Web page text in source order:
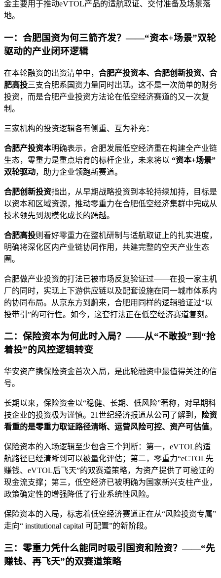
金主要用于推动eVTOL产品的适航取证、交付准备及场景落
地。
一：合肥国资为何三箭齐发？——“资本+场景”双轮
驱动的产业闭环逻辑
在本轮融资的出资清单中， 合肥产投资本、合肥创新投资、合
肥高投三支合肥系国资力量同时出现。这不是一次简单的财务
投资，而是合肥产业投资方法论在低空经济赛道的又一次复
制。
三家机构的投资逻辑各有侧重、互为补充：
合肥产投资本明确表示，合肥发展低空经济重在构建全产业链
生态，零重力是重点培育的标杆企业，未来将以 “资本+场景”
双轮驱动，助力企业领跑新赛道。
合肥创新投资指出，从早期战略投资到本轮持续加持，目标是
以资本和区域资源，推动零重力在合肥低空经济集群中完成从
技术领先到规模化成长的跨越。
合肥高投则看好零重力在整机研制与适航取证上的扎实进度，
明确将深化区内产业链协同作用，共建完整的空天产业生态
圈。
合肥做产业投资的打法已被市场反复验证过——在投一家主机
厂的同时，实现上下游供应链以及配套设施在同一城市体系内
的协同布局。从京东方到蔚来，合肥用同样的逻辑验证过“以
投带引”的可行性。如今，这套打法正在低空经济赛道复刻。
二：保险资本为何此时入局？——从“不敢投”到“抢
着投”的风控逻辑转变
华安资产携保险资金首次入局，是此轮融资中最值得关注的信
号。
长期以来，保险资金以“稳健、长期、低风险”著称，对早期科
技企业的投资极为谨慎。21世纪经济报道从公司了解到，
险资
看重的是零重力取证路径清晰、运营风险可控、资产可估值。
保险资本的入场逻辑至少包含三个判断：第一，eVTOL的适
航路径已经清晰到可以被量化评估；第二，零重力“eCTOL先
赚钱、eVTOL后飞天”的双赛道策略，为资产提供了可验证的
现金流支撑；第三，低空经济已被明确为国家新兴支柱产业，
政策确定性的增强降低了行业系统性风险。
保险资本的入局，标志着低空经济赛道正在从“风险投资专属”
走向“ institutional capital 可配置”的新阶段。
三：零重力凭什么能同时吸引国资和险资？——“先
赚钱、再飞天”的双赛道策略